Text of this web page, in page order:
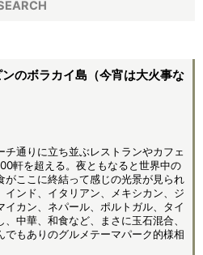
のボラカイ島（今宵は大火事な
チ通りに立ち並ぶレストランやカフェ
軒を超える。夜ともなると世界中の
がここに終結って感じの光景が見られ
インド、イタリアン、メキシカン、ジ
イカン、ネパール、ポルトガル、タイ
、中華、和食など、まさに玉石混合、
でもありのグルメテーマパーク的様相